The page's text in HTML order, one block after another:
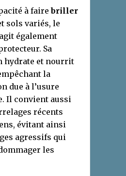
à fairebriller
sols variés, le
également
Sa
hydrate et nourrit
la
due à l’usure
Il convient aussi
récents
évitant ainsi
agressifs qui
les